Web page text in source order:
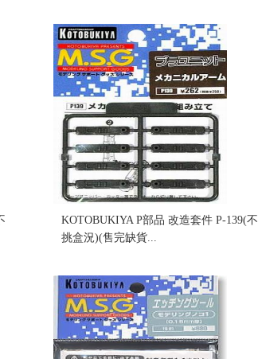
KOTOBUKIYA P部品 改造套件 P-139(不
挑盒況)(售完缺貨...